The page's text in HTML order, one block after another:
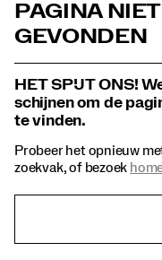
PAGINA NIET
GEVONDEN
HET SPIJT ONS!
schijnen om de
te vinden.
Probeer het opnieuw
zoekvak, of bezoek